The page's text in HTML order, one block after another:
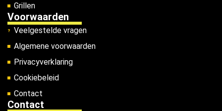
Grillen
Voorwaarden
Veelgestelde vragen
Algemene voorwaarden
Privacyverklaring
Cookiebeleid
Contact
Contact